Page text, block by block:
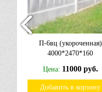
П-6вц (укороченная)
4000*2470*160
Цена: 11000 руб.
Добавить в корзину